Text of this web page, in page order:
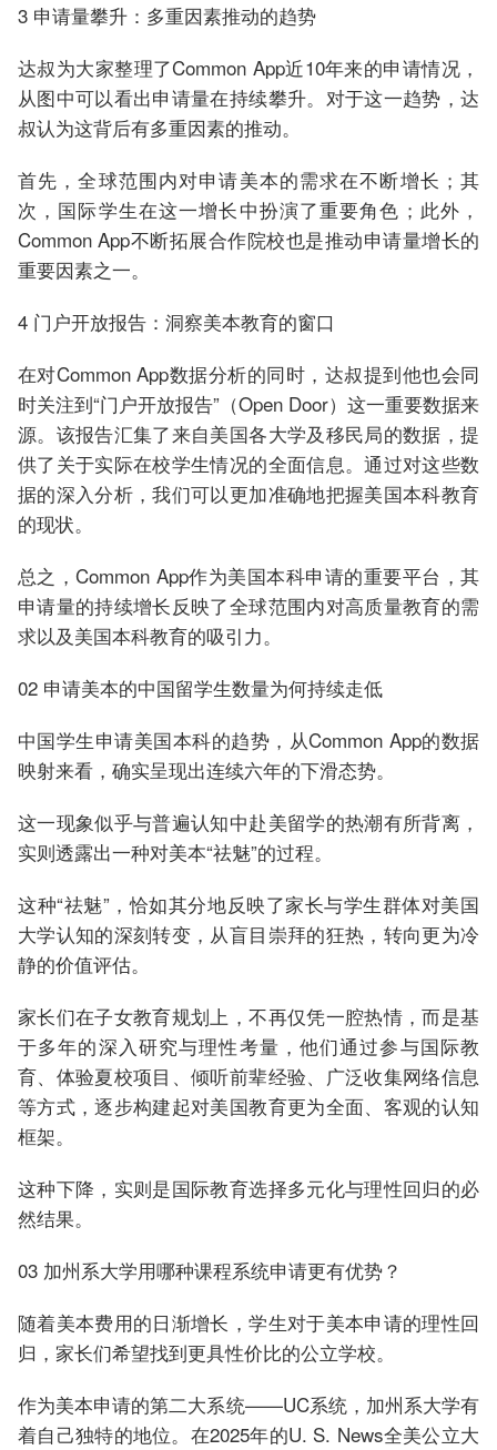
3 申请量攀升：多重因素推动的趋势
达叔为大家整理了Common App近10年来的申请情况，
从图中可以看出申请量在持续攀升。对于这一趋势，达
叔认为这背后有多重因素的推动。
首先，全球范围内对申请美本的需求在不断增长；其
次，国际学生在这一增长中扮演了重要角色；此外，
Common App不断拓展合作院校也是推动申请量增长的
重要因素之一。
4 门户开放报告：洞察美本教育的窗口
在对Common App数据分析的同时，达叔提到他也会同
时关注到“门户开放报告”（Open Door）这一重要数据来
源。该报告汇集了来自美国各大学及移民局的数据，提
供了关于实际在校学生情况的全面信息。通过对这些数
据的深入分析，我们可以更加准确地把握美国本科教育
的现状。
总之，Common App作为美国本科申请的重要平台，其
申请量的持续增长反映了全球范围内对高质量教育的需
求以及美国本科教育的吸引力。
02 申请美本的中国留学生数量为何持续走低
中国学生申请美国本科的趋势，从Common App的数据
映射来看，确实呈现出连续六年的下滑态势。
这一现象似乎与普遍认知中赴美留学的热潮有所背离，
实则透露出一种对美本“祛魅”的过程。
这种“祛魅”，恰如其分地反映了家长与学生群体对美国
大学认知的深刻转变，从盲目崇拜的狂热，转向更为冷
静的价值评估。
家长们在子女教育规划上，不再仅凭一腔热情，而是基
于多年的深入研究与理性考量，他们通过参与国际教
育、体验夏校项目、倾听前辈经验、广泛收集网络信息
等方式，逐步构建起对美国教育更为全面、客观的认知
框架。
这种下降，实则是国际教育选择多元化与理性回归的必
然结果。
03 加州系大学用哪种课程系统申请更有优势？
随着美本费用的日渐增长，学生对于美本申请的理性回
归，家长们希望找到更具性价比的公立学校。
作为美本申请的第二大系统——UC系统，加州系大学有
着自己独特的地位。在2025年的U. S. News全美公立大